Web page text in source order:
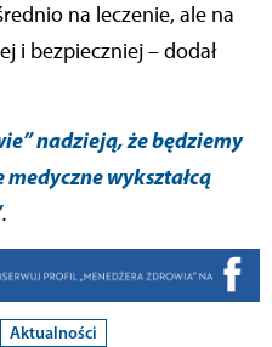
na leczenie, ale na
i bezpieczniej – dodał
nadzieją, że będziemy
medyczne wykształcą
.
Aktualności